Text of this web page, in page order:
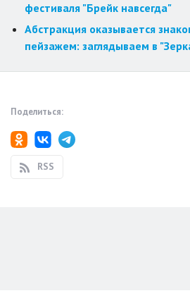
фестиваля "Брейк навсегда"
Абстракция оказывается
пейзажем: заглядываем в
Поделиться:
RSS